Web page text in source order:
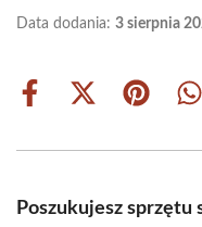
Data dodania: 3 sierpnia
Share
Share
(Twitter)
Share
Poszukujesz